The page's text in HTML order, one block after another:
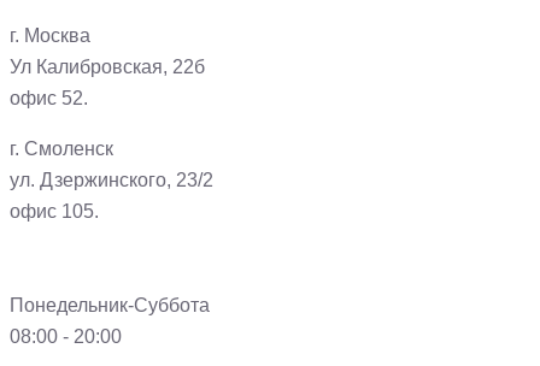
г. Москва
Ул Калибровская, 22б
офис 52.
г. Смоленск
ул. Дзержинского, 23/2
офис 105.
Понедельник-Суббота
08:00 - 20:00